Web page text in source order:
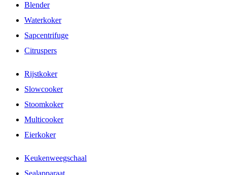
Blender
Waterkoker
Sapcentrifuge
Citruspers
Rijstkoker
Slowcooker
Stoomkoker
Multicooker
Eierkoker
Keukenweegschaal
Sealapparaat